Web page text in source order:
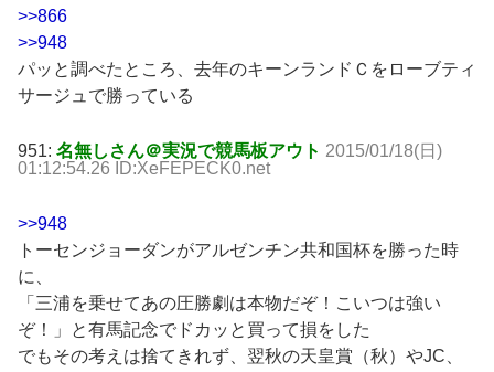
>>866
>>948
パッと調べたところ、去年のキーンランドＣをローブティ
サージュで勝っている
951: 名無しさん＠実況で競馬板アウト 2015/01/18(日)
01:12:54.26 ID:XeFEPECK0.net
>>948
トーセンジョーダンがアルゼンチン共和国杯を勝った時
に、
「三浦を乗せてあの圧勝劇は本物だぞ！こいつは強い
ぞ！」と有馬記念でドカッと買って損をした
でもその考えは捨てきれず、翌秋の天皇賞（秋）やJC、